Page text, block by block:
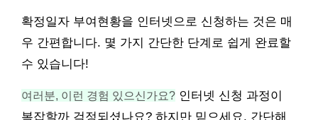
확정일자 부여현황을 인터넷으로 신청하는 것은 매
우 간편합니다. 몇 가지 간단한 단계로 쉽게 완료할
수 있습니다!
여러분, 이런 경험 있으신가요? 인터넷 신청 과정이
복잡할까 걱정되셨나요? 하지만 믿으세요, 간단해